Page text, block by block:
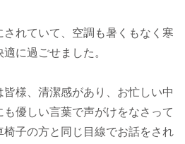
れていて、空調も暑くもなく寒
に過ごせました。
様、清潔感があり、お忙しい中
優しい言葉で声がけをなさって
子の方と同じ目線でお話をされ